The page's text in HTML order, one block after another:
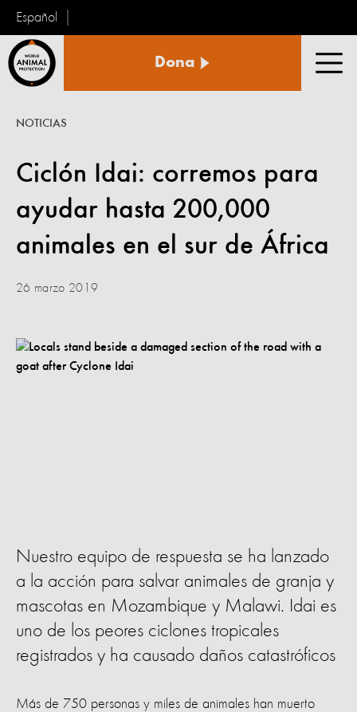
Español
Animal
Dona
Ciclón Idai: corremos para
ayudar hasta 200,000
animales en el sur de África
NOTICIAS
26 marzo 2019
Nuestro equipo de respuesta se ha lanzado
a la acción para salvar animales de granja y
mascotas en Mozambique y Malawi. Idai es
uno de los peores ciclones tropicales
registrados y ha causado daños catastróficos
Más de 750 personas y miles de animales han muerto